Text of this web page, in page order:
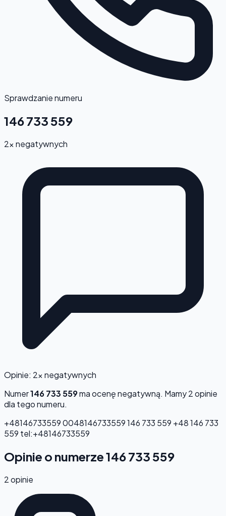
Sprawdzanie numeru
146 733 559
2x negatywnych
Opinie: 2x negatywnych
Numer146 733 559ma ocenęnegatywną. Mamy 2 opinie
dla tego numeru.
+481467335590048146733559146 733 559 +48 146 733
559 tel:+48146733559
Opinie o numerze 146 733 559
2 opinie